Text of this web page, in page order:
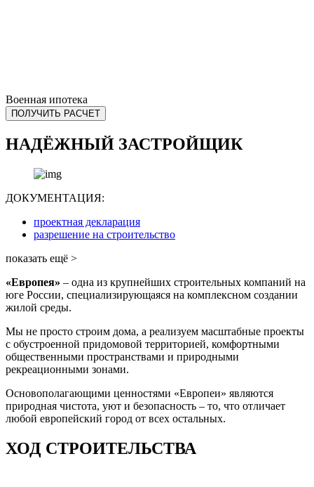
Военная ипотека
ПОЛУЧИТЬ РАСЧЕТ
НАДЁЖНЫЙ ЗАСТРОЙЩИК
ДОКУМЕНТАЦИЯ:
проектная декларация
разрешение на строительство
показать ещё >
«Европея» – одна из крупнейших строительных компаний на
юге России, специализирующаяся на комплексном создании
жилой среды.
Мы не просто строим дома, а реализуем масштабные проекты
с обустроенной придомовой территорией, комфортными
общественными пространствами и природными
рекреационными зонами.
Основополагающими ценностями «Европеи» являются
природная чистота, уют и безопасность – то, что отличает
любой европейский город от всех остальных.
ХОД СТРОИТЕЛЬСТВА